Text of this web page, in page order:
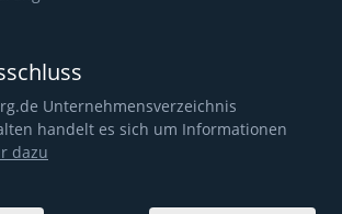
Unternehmensverzeichnis
handelt es sich um Informationen
dazu